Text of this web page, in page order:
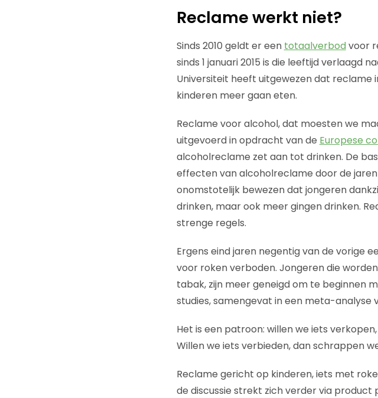
Reclame werkt niet?
Sinds 2010 geldt er een totaalverbod voor
sinds 1 januari 2015 is die leeftijd verlaagd
Universiteit heeft uitgewezen dat reclame
kinderen meer gaan eten.
Reclame voor alcohol, dat moesten we
uitgevoerd in opdracht van de Europese
alcoholreclame zet aan tot drinken. De
effecten van alcoholreclame door de
onomstotelijk bewezen dat jongeren
drinken, maar ook meer gingen drinken.
strenge regels.
Ergens eind jaren negentig van de vorige
voor roken verboden. Jongeren die
tabak, zijn meer geneigd om te beginnen
studies, samengevat in een meta-analyse
Het is een patroon: willen we iets
Willen we iets verbieden, dan schrappen
Reclame gericht op kinderen, iets met
de discussie strekt zich verder via